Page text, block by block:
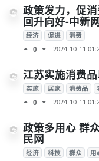
政策发力，促
回升向好-中新
经济 促进 消费
0 2024-10-11
江苏实施消费
实施 居家 消费品
0 2024-10-11
政策多用心 群
民网
经济 科技 群众 用